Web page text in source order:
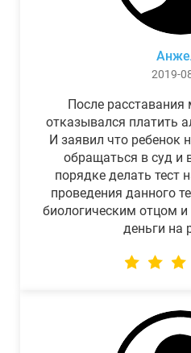
2019-
После
отказывался платить
И заявил что ребенок
обращаться в суд и
порядке делать тест
проведения данного
биологическим отцом
деньги на